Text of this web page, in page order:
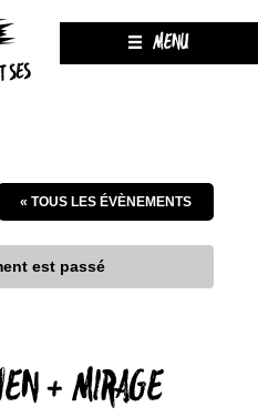
MENU
« TOUS LES ÉVÈNEMENTS
est passé
+ MIRAGE